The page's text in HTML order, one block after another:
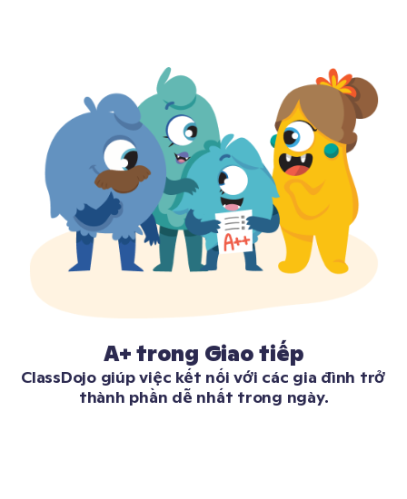
A+ trong Giao tiếp
ClassDojo giúp việc kết nối với các gia đình trở
thành phần dễ nhất trong ngày.